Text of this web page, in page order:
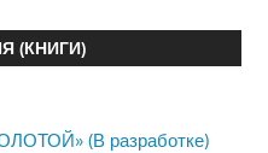
(КНИГИ)
(В разработке)